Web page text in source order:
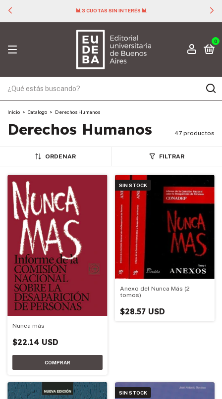
📊 3 CUOTAS SIN INTERÉS 📊
0
Inicio > Catalogo > Derechos Humanos
Derechos Humanos 47 productos
ORDENAR FILTRAR
Nunca más
$22.14 USD
SIN STOCK
Anexo del Nunca Más (2
tomos)
$28.57 USD
SIN STOCK